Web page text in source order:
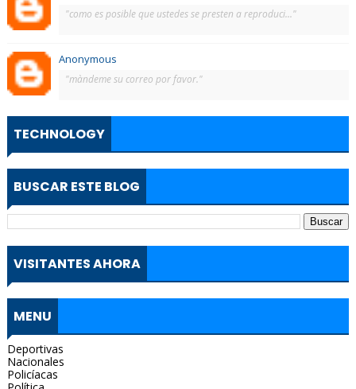
"como es posible que ustedes se presten a reproduci..."
Anonymous
"màndeme su correo por favor."
TECHNOLOGY
BUSCAR ESTE BLOG
VISITANTES AHORA
MENU
Deportivas
Nacionales
Policíacas